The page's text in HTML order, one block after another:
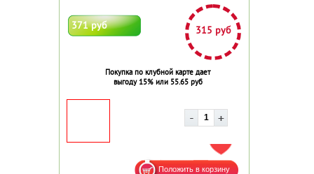
371 руб 315 руб
Покупка по клубной карте дает
выгоду 15% или 55.65 руб
ДОБАВИТЬ В ИЗБРАННОЕ